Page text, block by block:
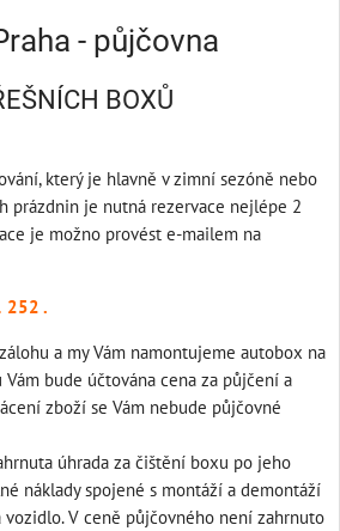
- půjčovna
BOXŮ
který je hlavně v zimní sezóně nebo
prázdnin je nutná rezervace nejlépe 2
je možno provést e-mailem na
252 .
a my Vám namontujeme autobox na
Vám bude účtována cena za půjčení a
zboží se Vám nebude půjčovné
úhrada za čištění boxu po jeho
náklady spojené s montáží a demontáží
V ceně půjčovného není zahrnuto